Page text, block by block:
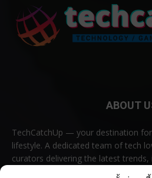
ABOUT
TechCatchUp — your destination
lifestyle. A dedicated team of tech
curators delivering the latest